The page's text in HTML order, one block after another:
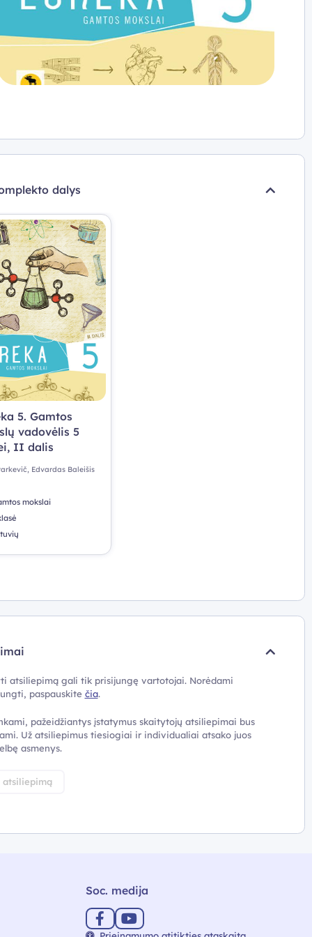
dalys
5. Gamtos
vadovėlis 5
II dalis
Edvardas Baleišis
mokslai
atsiliepimą gali tik prisijungę vartotojai. Norėdami
paspauskite čia.
pažeidžiantys įstatymus skaitytojų atsiliepimai bus
Už atsiliepimus tiesiogiai ir individualiai atsako juos
asmenys.
atsiliepimą
Soc. medija